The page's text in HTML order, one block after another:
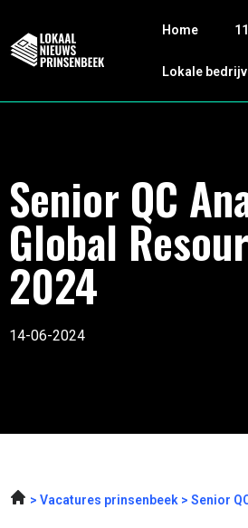
Home
Lokale
Senior QC
Global
2024
14-06-2024
Vacatures prinsenbeek Senior